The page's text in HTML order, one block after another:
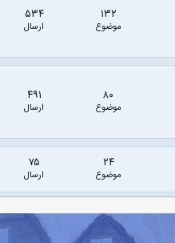
۱۳۲
موضوع
۵۳۴
ارسال
۸۰
موضوع
۴۹۱
ارسال
۲۴
موضوع
۷۵
ارسال